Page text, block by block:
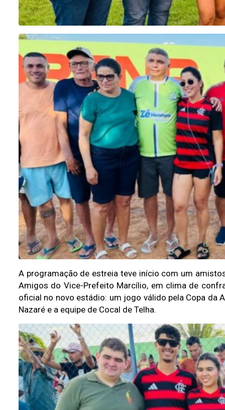
A programação de estreia teve início com um
Amigos do Vice-Prefeito Marcílio, em clima de
oficial no novo estádio: um jogo válido pela Copa da
Nazaré e a equipe de Cocal de Telha.